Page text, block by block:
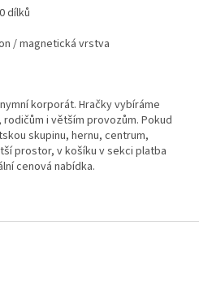
dílků
/ magnetická vrstva
korporát. Hračky vybíráme
i větším provozům. Pokud
skupinu, hernu, centrum,
prostor, v košíku v sekci platba
cenová nabídka.